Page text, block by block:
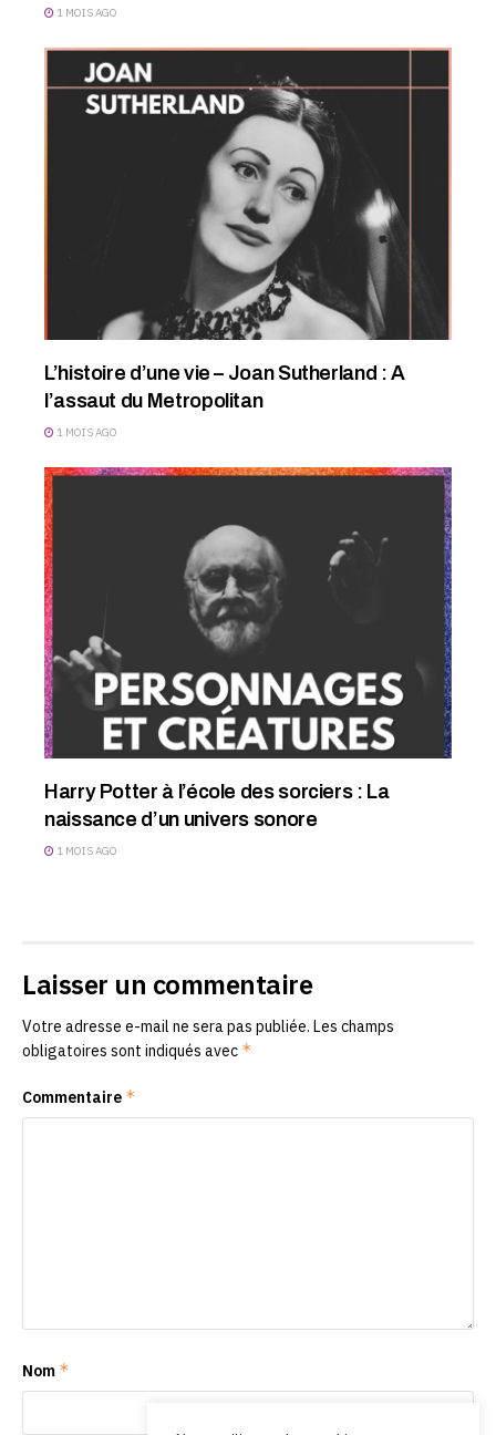
1 MOIS AGO
L’histoire d’une vie – Joan Sutherland : A
l’assaut du Metropolitan
1 MOIS AGO
Harry Potter à l’école des sorciers : La
naissance d’un univers sonore
1 MOIS AGO
Laisser un commentaire
Votre adresse e-mail ne sera pas publiée. Les champs
obligatoires sont indiqués avec *
Commentaire *
Nom *